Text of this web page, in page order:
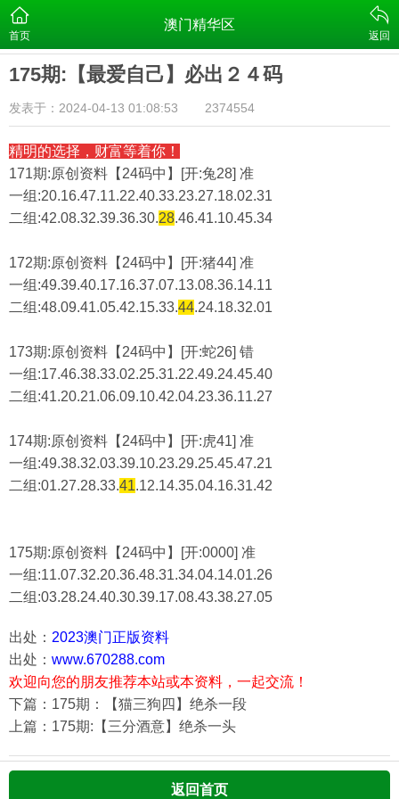
首页
澳门精华区
返回
175期:【最爱自己】必出２４码
发表于：2024-04-13 01:08:53 2374554
精明的选择，财富等着你！
171期:原创资料【24码中】[开:兔28] 准
一组:20.16.47.11.22.40.33.23.27.18.02.31
二组:42.08.32.39.36.30.28.46.41.10.45.34
172期:原创资料【24码中】[开:猪44] 准
一组:49.39.40.17.16.37.07.13.08.36.14.11
二组:48.09.41.05.42.15.33.44.24.18.32.01
173期:原创资料【24码中】[开:蛇26] 错
一组:17.46.38.33.02.25.31.22.49.24.45.40
二组:41.20.21.06.09.10.42.04.23.36.11.27
174期:原创资料【24码中】[开:虎41] 准
一组:49.38.32.03.39.10.23.29.25.45.47.21
二组:01.27.28.33.41.12.14.35.04.16.31.42
175期:原创资料【24码中】[开:0000] 准
一组:11.07.32.20.36.48.31.34.04.14.01.26
二组:03.28.24.40.30.39.17.08.43.38.27.05
出处： 2023澳门正版资料
出处： www.670288.com
欢迎向您的朋友推荐本站或本资料，一起交流！
下篇：175期：【猫三狗四】绝杀一段
上篇：175期:【三分酒意】绝杀一头
返回首页